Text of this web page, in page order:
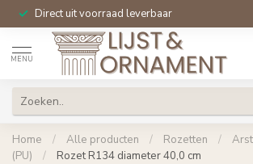
Direct uit voorraad leverbaar
MENU
Home / Alle producten / Rozetten /
(PU)
/ Rozet R134 diameter 40,0 cm